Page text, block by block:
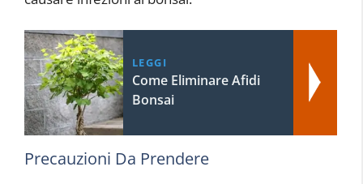
LEGGI
Come Eliminare Afidi
Bonsai
Precauzioni Da Prendere